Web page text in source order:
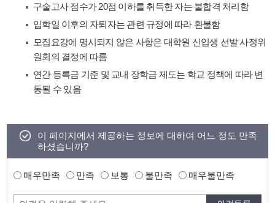
구술고사 점수가 20점 이하를 취득한 자는 불합격 처리함
입학일 이후의 자퇴자는 관련 규정에 따라 환불함
모집요강에 명시되지 않은 사항은 대학원 신입생 선발 사정위
원회의 결정에 따름
연간 등록금 기준 및 교내 장학금 제도는 학교 정책에 따라 변
동될 수 있음
이 페이지에서 제공하는 정보에 대하여 어느 정도 만족
하셨습니까?
매우만족 만족 보통 불만족 매우불만족